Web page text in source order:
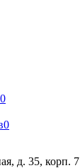
0
0
д. 35, корп. 7